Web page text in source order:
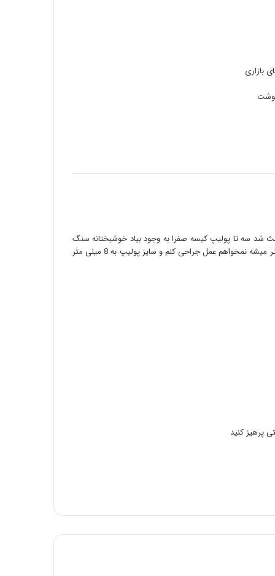
بازاری
شد سه تا پولیپ کیسه صفرا به وجود بیاد خوشبختانه سنگ
دفع شد و درد ندارم ولی متاسفانه پولیپ کم کم داره بزرگتر میشه نمخواهم عمل جراحی کنم و سایز پولیپ به 8 میلی متر